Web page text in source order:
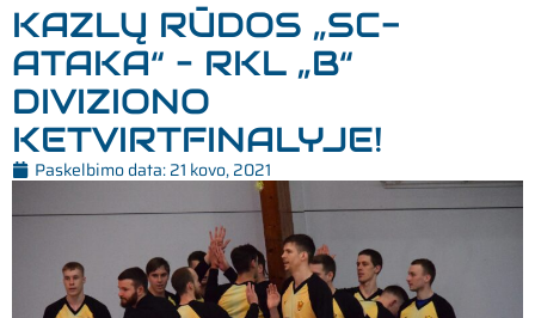
KAZLŲ RŪDOS „SC-
ATAKA“ – RKL „B“
DIVIZIONO
KETVIRTFINALYJE!
Paskelbimo data:21 kovo, 2021